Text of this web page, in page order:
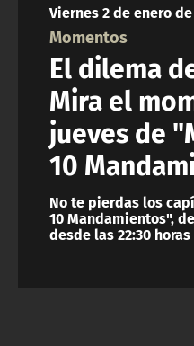
ACTUALIDAD Y TENDENCIAS
CORPORATIVO Y
CANAL DE DENUNCIAS
ÁREA DE PROYECTOS
Viernes 2 de enero
Momentos
El dilema
Mira el
jueves de
10
No te pierdas los
10 Mandamientos",
desde las 22:30